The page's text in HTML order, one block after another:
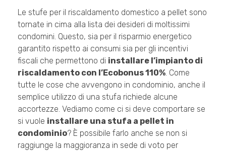
Le stufe per il riscaldamento domestico a pellet sono
tornate in cima alla lista dei desideri di moltissimi
condomini. Questo, sia per il risparmio energetico
garantito rispetto ai consumi sia per gli incentivi
fiscali che permettono di installare l’impianto di
riscaldamento con l’Ecobonus 110% . Come
tutte le cose che avvengono in condominio, anche il
semplice utilizzo di una stufa richiede alcune
accortezze. Vediamo come ci si deve comportare se
si vuole installare una stufa a pellet in
condominio? È possibile farlo anche se non si
raggiunge la maggioranza in sede di voto per